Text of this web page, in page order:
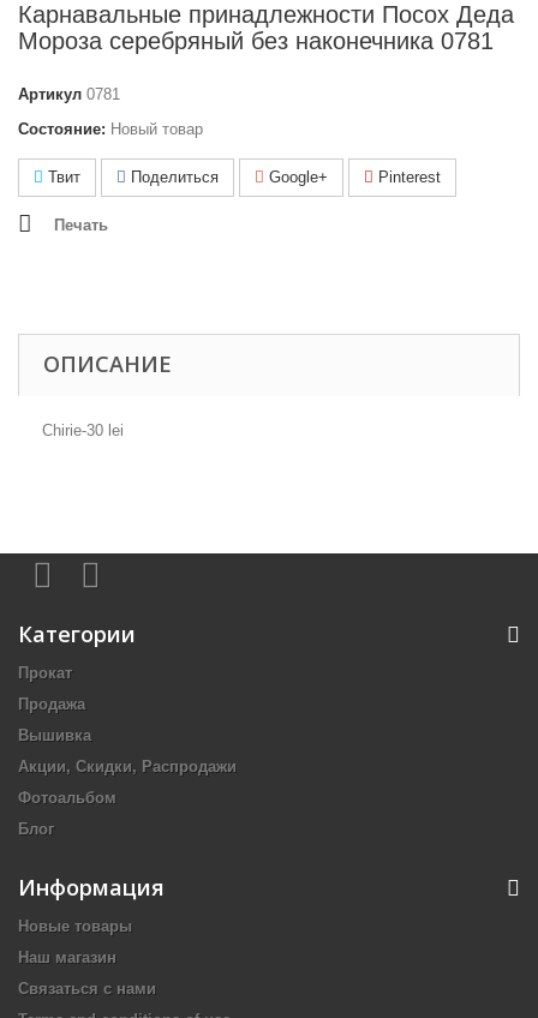
Карнавальные принадлежности Посох Деда
Мороза серебряный без наконечника 0781
Артикул 0781
Состояние: Новый товар
Твит Поделиться Google+ Pinterest
Печать
ОПИСАНИЕ
Chirie-30 lei
Категории
Прокат
Продажа
Вышивка
Акции, Скидки, Распродажи
Фотоальбом
Блог
Информация
Новые товары
Наш магазин
Связаться с нами